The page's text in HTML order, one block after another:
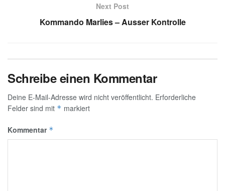
Next Post
Kommando Marlies – Ausser Kontrolle
Schreibe einen Kommentar
Deine E-Mail-Adresse wird nicht veröffentlicht. Erforderliche
Felder sind mit * markiert
Kommentar *